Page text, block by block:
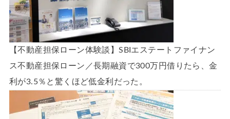
【不動産担保ローン体験談】SBIエステートファイナン
ス不動産担保ローン／長期融資で300万円借りたら、金
利が3.5％と驚くほど低金利だった。